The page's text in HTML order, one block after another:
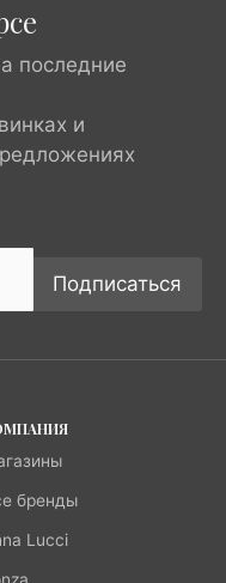
последние
и
Подписаться
бренды
Lucci